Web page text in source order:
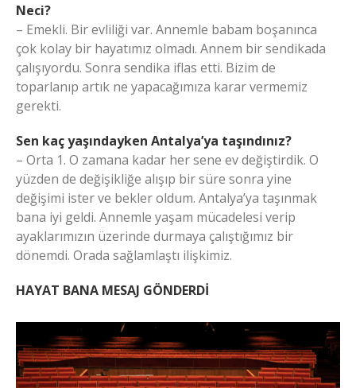
Neci?
– Emekli. Bir evliliği var. Annemle babam boşanınca
çok kolay bir hayatımız olmadı. Annem bir sendikada
çalışıyordu. Sonra sendika iflas etti. Bizim de
toparlanıp artık ne yapacağımıza karar vermemiz
gerekti.
Sen kaç yaşındayken Antalya’ya taşındınız?
– Orta 1. O zamana kadar her sene ev değiştirdik. O
yüzden de değişikliğe alışıp bir süre sonra yine
değişimi ister ve bekler oldum. Antalya’ya taşınmak
bana iyi geldi. Annemle yaşam mücadelesi verip
ayaklarımızın üzerinde durmaya çalıştığımız bir
dönemdi. Orada sağlamlaştı ilişkimiz.
HAYAT BANA MESAJ GÖNDERDİ